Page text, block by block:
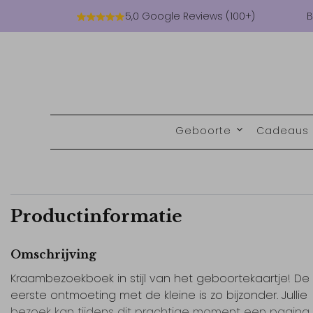
5,0 Google Reviews (100+)
Geboorte Cadeaus
Productinformatie
Omschrijving
Kraambezoekboek in stijl van het geboortekaartje! De
eerste ontmoeting met de kleine is zo bijzonder. Jullie